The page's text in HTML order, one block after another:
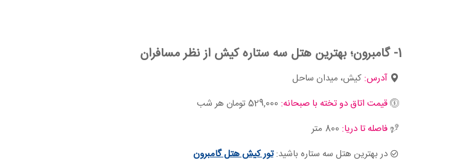
1- گامبرون؛ بهترین هتل سه ستاره کیش از نظر مسافران
آدرس: کیش، میدان ساحل
قیمت اتاق دو تخته با صبحانه:
فاصله تا دریا: 800 متر
در بهترین هتل سه ستاره باشید: تور کیش هتل گامبرون